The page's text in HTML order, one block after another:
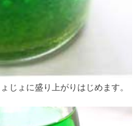
じょに盛り上がりはじめます。